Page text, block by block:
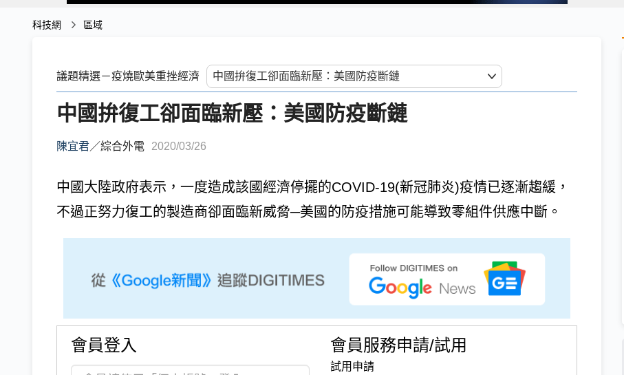
科技網 區域
議題精選－疫燒歐美重挫經濟
中國拚復工卻面臨新壓：美國防疫斷鏈
陳宜君／綜合外電 2020/03/26
中國大陸政府表示，一度造成該國經濟停擺的COVID-19(新冠肺炎)疫情已逐漸趨緩，
不過正努力復工的製造商卻面臨新威脅─美國的防疫措施可能導致零組件供應中斷。
會員登入 會員服務申請/試用
試用申請